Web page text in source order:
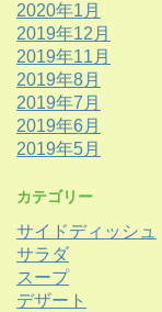
2020年1月
2019年12月
2019年11月
2019年8月
2019年7月
2019年6月
2019年5月
カテゴリー
サイドディッシュ
サラダ
スープ
デザート